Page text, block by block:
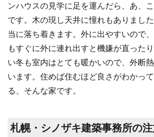
ンハウスの見学に足を運んだら、あ、
です。木の現し天井に憧れもありまし
当に落ち着きます。外に出やすいので
もすぐに外に連れ出すと機嫌が直った
い冬も室内はとても暖かいので、外断
います。住めば住むほど良さがわかっ
る、そんな家です。
札幌・シノザキ建築事務所の